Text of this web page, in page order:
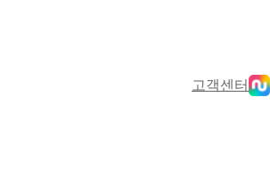
고객센터